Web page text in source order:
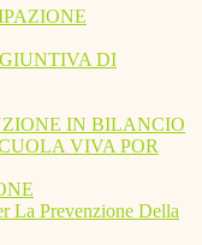
DI
IN BILANCIO
VIVA POR
La Prevenzione Della